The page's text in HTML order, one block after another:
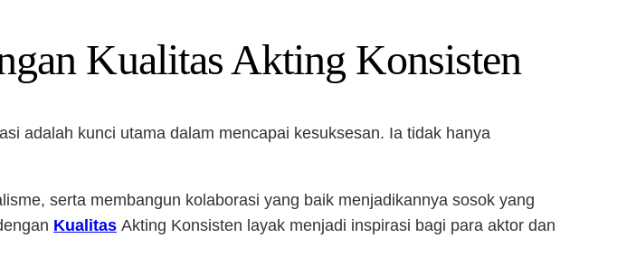
Kualitas Akting Konsisten
adalah kunci utama dalam mencapai kesuksesan. Ia tidak hanya
serta membangun kolaborasi yang baik menjadikannya sosok yang
Kualitas Akting Konsisten layak menjadi inspirasi bagi para aktor dan